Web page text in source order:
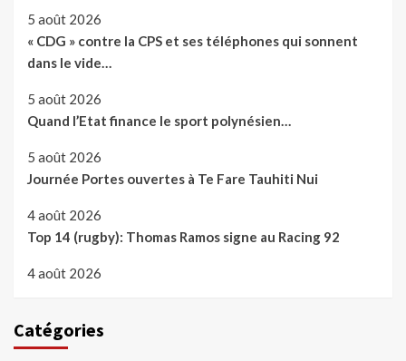
5 août 2026
« CDG » contre la CPS et ses téléphones qui sonnent
dans le vide…
5 août 2026
Quand l’Etat finance le sport polynésien…
5 août 2026
Journée Portes ouvertes à Te Fare Tauhiti Nui
4 août 2026
Top 14 (rugby): Thomas Ramos signe au Racing 92
4 août 2026
Catégories